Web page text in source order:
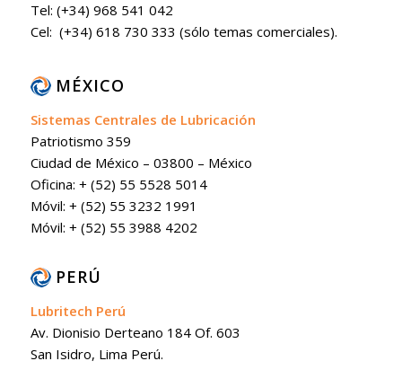
Tel: (+34) 968 541 042
Cel: (+34) 618 730 333 (sólo temas comerciales).
MÉXICO
Sistemas Centrales de Lubricación
Patriotismo 359
Ciudad de México – 03800 – México
Oficina: + (52) 55 5528 5014
Móvil: + (52) 55 3232 1991
Móvil: + (52) 55 3988 4202
PERÚ
Lubritech Perú
Av. Dionisio Derteano 184 Of. 603
San Isidro, Lima Perú.